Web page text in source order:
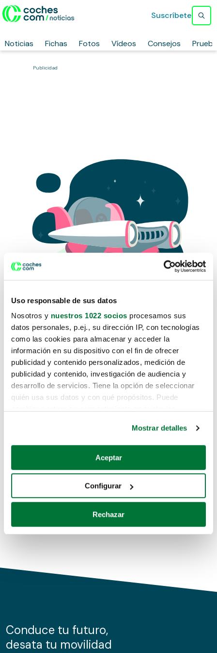
Uso responsable de sus datos
Nosotros y nuestros 1022 socios procesamos sus
datos personales, p.ej., su dirección IP, con tecnologías
como las cookies para almacenar y acceder la
información en su dispositivo con el fin de ofrecer
publicidad y contenido personalizados, medición de
publicidad y contenido, investigación de audiencia y
desarrollo de servicios. Tiene la opción de seleccionar
quién usa sus datos y con qué propósitos. Puede
Si lo permite, también quisiéramos:
Recopilar información sobre su ubicación geográfica
Identificar su dispositivo analizándolo activamente
para buscar características específicas (huellas
Obtenga más información sobre cómo se procesan sus
de cookies.
información sobre el uso que haga del sitio web con
nuestros partners de redes sociales, publicidad y análisis
Mostrar detalles
Aceptar
Configurar
Rechazar
Noticias Fichas Fotos Vídeos Consejos
Suscríbete
Publicidad
Lo sentimos, no sabemos como
te hemos traido hasta aquí.
Pero puedes encontrar el coche que estás
buscando en alguno de estos enlaces:
Coches de segunda mano
Coches de km0
Conduce tu futuro,
desata tu movilidad